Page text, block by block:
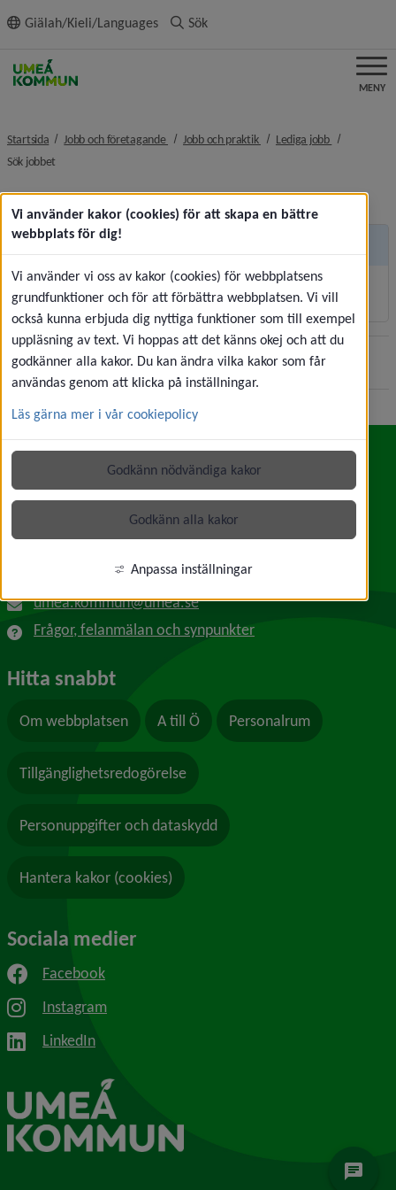
innehållet
Giälah/Kieli/Languages Sök
MENY
Startsida Jobb och företagande nivå i brödsmulenavigeringen
Jobb och praktik nivå i
Lediga jobb nivå i
Sök jobbet
Andra sidor
Korttidsvikariat och sommarjobb
Sidan uppdaterades2026-07-30 Dela
Kontakt
Umeå kommun
Länk till annan webbplats, öppnas i nytt
090-16 10 00
umea.kommun@umea.se
Frågor, felanmälan och synpunkter
Hitta snabbt
Om webbplatsen A till Ö Personalrum
Tillgänglighetsredogörelse
Personuppgifter och dataskydd
Hantera kakor (cookies)
Sociala medier
Facebook
Instagram
LinkedIn
chat
Vi använder kakor (cookies) för att skapa en bättre
webbplats för dig!
Vi använder vi oss av kakor (cookies) för webbplatsens
grundfunktioner och för att förbättra webbplatsen. Vi vill
också kunna erbjuda dig nyttiga funktioner som till exempel
uppläsning av text. Vi hoppas att det känns okej och att du
godkänner alla kakor. Du kan ändra vilka kakor som får
användas genom att klicka på inställningar.
Läs gärna mer i vår cookiepolicy
Godkänn nödvändiga kakor
Godkänn alla kakor
Anpassa inställningar